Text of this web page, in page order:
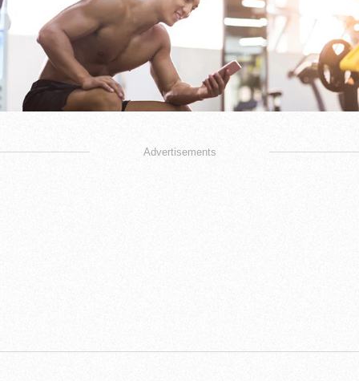
Advertisements